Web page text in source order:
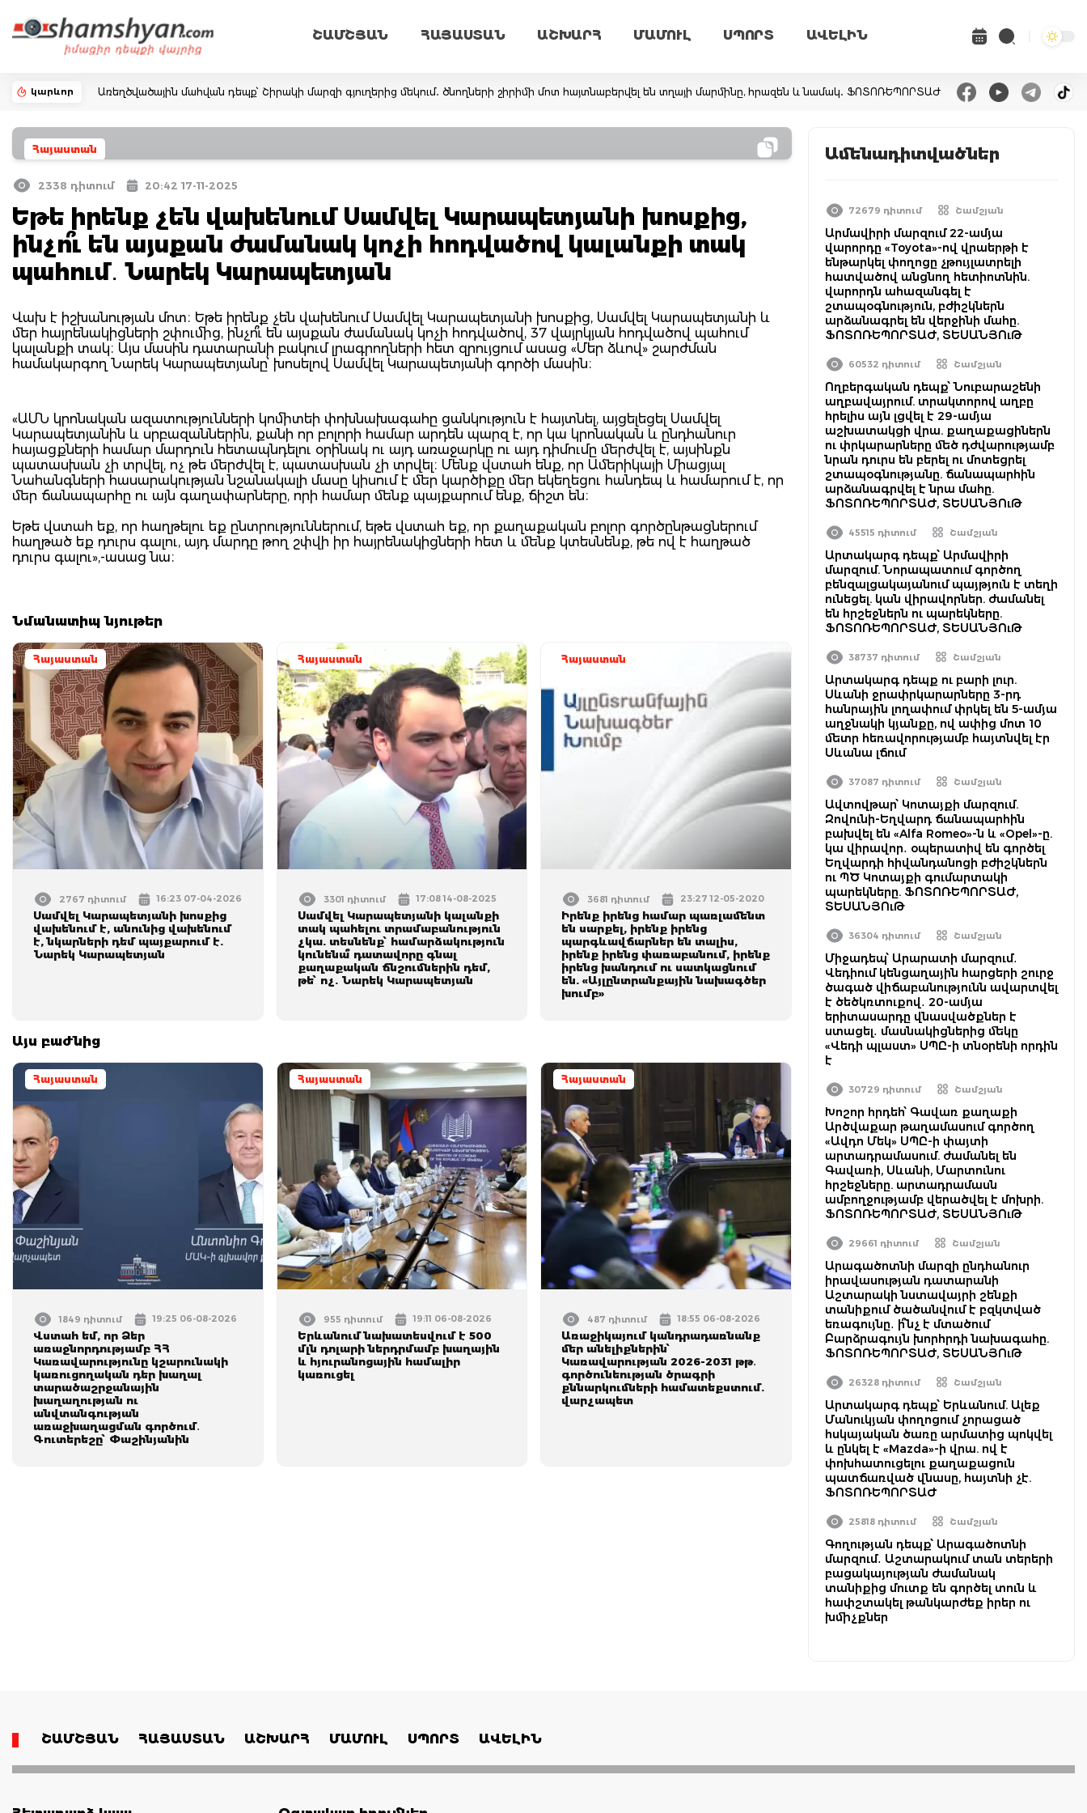
ՇԱՄՇՅԱՆ ՀԱՅԱՍՏԱՆ ԱՇԽԱՐՀ ՄԱՄՈՒԼ ՍՊՈՐՏ ԱՎԵԼԻՆ
կարևոր Առեղծվածային մահվան դեպք՝ Շիրակի մարզի գյուղերից մեկում․ ծնողների շիրիմի մոտ հայտնաբերվել են տղայի մարմինը, հրազեն և նամակ․ ՖՈՏՈՌԵՊՈՐՏԱԺ
Հայաստան
2338 դիտում 20:42 17-11-2025
Եթե իրենք չեն վախենում Սամվել Կարապետյանի խոսքից,
ինչո՞ւ են այսքան ժամանակ կոչի հոդվածով կալանքի տակ
պահում․ Նարեկ Կարապետյան
Վախ է իշխանության մոտ։ Եթե իրենք չեն վախենում Սամվել Կարապետյանի խոսքից, Սամվել Կարապետյանի և
մեր հայրենակիցների շփումից, ինչո՞ւ են այսքան ժամանակ կոչի հոդվածով, 37 վայրկյան հոդվածով պահում
կալանքի տակ։ Այս մասին դատարանի բակում լրագրողների հետ զրույցում ասաց «Մեր ձևով» շարժման
համակարգող Նարեկ Կարապետյանը՝ խոսելով Սամվել Կարապետյանի գործի մասին։
«ԱՄՆ կրոնական ազատությունների կոմիտեի փոխնախագահը ցանկություն է հայտնել, այցելեցել Սամվել
Կարապետյանին և սրբազաններին, քանի որ բոլորի համար արդեն պարզ է, որ կա կրոնական և ընդհանուր
հայացքների համար մարդուն հետապնդելու օրինակ ու այդ առաջարկը ու այդ դիմումը մերժվել է, այսինքն
պատասխան չի տրվել, ոչ թե մերժվել է, պատասխան չի տրվել։ Մենք վստահ ենք, որ Ամերիկայի Միացյալ
Նահանգների հասարակության նշանակալի մասը կիսում է մեր կարծիքը մեր եկեղեցու հանդեպ և համարում է, որ
մեր ճանապարհը ու այն գաղափարները, որի համար մենք պայքարում ենք, ճիշտ են։
Եթե վստահ եք, որ հաղթելու եք ընտրություններում, եթե վստահ եք, որ քաղաքական բոլոր գործընթացներում
հաղթած եք դուրս գալու, այդ մարդը թող շփվի իր հայրենակիցների հետ և մենք կտեսնենք, թե ով է հաղթած
դուրս գալու»,-ասաց նա։
Նմանատիպ նյութեր
Հայաստան
2767 դիտում 16:23 07-04-2026
Սամվել Կարապետյանի խոսքից
վախենում է, անունից վախենում
է, նկարների դեմ պայքարում է.
Նարեկ Կարապետյան
Հայաստան
3301 դիտում 17:08 14-08-2025
Սամվել Կարապետյանի կալանքի
տակ պահելու տրամաբանություն
չկա. տեսնենք՝ համարձակություն
կունենա՞ դատավորը գնալ
քաղաքական ճնշումներին դեմ,
թե՝ ոչ. Նարեկ Կարապետյան
Հայաստան
3681 դիտում 23:27 12-05-2020
Իրենք իրենց համար պառլամենտ
են սարքել, իրենք իրենց
պարգևավճարներ են տալիս,
իրենք իրենց փառաբանում, իրենք
իրենց խանդում ու սատկացնում
են. «Այլընտրանքային նախագծեր
խումբ»
Այս բաժնից
Հայաստան
1849 դիտում 19:25 06-08-2026
Վստահ եմ, որ Ձեր
առաջնորդությամբ ՀՀ
Կառավարությունը կշարունակի
կառուցողական դեր խաղալ
տարածաշրջանային
խաղաղության ու
անվտանգության
առաջխաղացման գործում․
Գուտերեշը՝ Փաշինյանին
Հայաստան
955 դիտում 19:11 06-08-2026
Երևանում նախատեսվում է 500
մլն դոլարի ներդրմամբ խաղային
և հյուրանոցային համալիր
կառուցել
Հայաստան
487 դիտում 18:55 06-08-2026
Առաջիկայում կանդրադառնանք
մեր անելիքներին՝
Կառավարության 2026-2031 թթ․
գործունեության ծրագրի
քննարկումների համատեքստում.
վարչապետ
Ամենադիտվածներ
72679 դիտում Շամշյան
Արմավիրի մարզում 22-ամյա
վարորդը «Toyota»-ով վրաերթի է
ենթարկել փողոցը չթույլատրելի
հատվածով անցնող հետիոտնին.
վարորդն ահազանգել է
շտապօգնություն, բժիշկներն
արձանագրել են վերջինի մահը.
ՖՈՏՈՌԵՊՈՐՏԱԺ, ՏԵՍԱՆՅՈւԹ
60532 դիտում Շամշյան
Ողբերգական դեպք՝ Նուբարաշենի
աղբավայրում. տրակտորով աղբը
հրելիս այն լցվել է 29-ամյա
աշխատակցի վրա. քաղաքացիներն
ու փրկարարները մեծ դժվարությամբ
նրան դուրս են բերել ու մոտեցրել
շտապօգնությանը. ճանապարհին
արձանագրվել է նրա մահը.
ՖՈՏՈՌԵՊՈՐՏԱԺ, ՏԵՍԱՆՅՈւԹ
45515 դիտում Շամշյան
Արտակարգ դեպք՝ Արմավիրի
մարզում. Նորապատում գործող
բենզալցակայանում պայթյուն է տեղի
ունեցել. կան վիրավորներ. ժամանել
են հրշեջներն ու պարեկները.
ՖՈՏՈՌԵՊՈՐՏԱԺ, ՏԵՍԱՆՅՈւԹ
38737 դիտում Շամշյան
Արտակարգ դեպք ու բարի լուր.
Սևանի ջրափրկարարները 3-րդ
հանրային լողափում փրկել են 5-ամյա
աղջնակի կյանքը, ով ափից մոտ 10
մետր հեռավորությամբ հայտնվել էր
Սևանա լճում
37087 դիտում Շամշյան
Ավտովթար՝ Կոտայքի մարզում.
Զովունի-Եղվարդ ճանապարհին
բախվել են «Alfa Romeo»-ն և «Opel»-ը.
կա վիրավոր․ օպերատիվ են գործել
Եղվարդի հիվանդանոցի բժիշկներն
ու ՊԾ Կոտայքի գումարտակի
պարեկները. ՖՈՏՈՌԵՊՈՐՏԱԺ,
ՏԵՍԱՆՅՈւԹ
36304 դիտում Շամշյան
Միջադեպ՝ Արարատի մարզում․
Վեդիում կենցաղային հարցերի շուրջ
ծագած վիճաբանությունն ավարտվել
է ծեծկռտուքով․ 20-ամյա
երիտասարդը վնասվածքներ է
ստացել․ մասնակիցներից մեկը
«Վեդի պլաստ» ՍՊԸ-ի տնօրենի որդին
է
30729 դիտում Շամշյան
Խոշոր հրդեհ՝ Գավառ քաղաքի
Արծվաքար թաղամասում գործող
«Ավդո Մեկ» ՍՊԸ-ի փայտի
արտադրամասում. ժամանել են
Գավառի, Սևանի, Մարտունու
հրշեջները. արտադրամասն
ամբողջությամբ վերածվել է մոխրի.
ՖՈՏՈՌԵՊՈՐՏԱԺ, ՏԵՍԱՆՅՈւԹ
29661 դիտում Շամշյան
Արագածոտնի մարզի ընդհանուր
իրավասության դատարանի
Աշտարակի նստավայրի շենքի
տանիքում ծածանվում է բզկտված
եռագույնը․ ի՞նչ է մտածում
Բարձրագույն խորհրդի նախագահը.
ՖՈՏՈՌԵՊՈՐՏԱԺ, ՏԵՍԱՆՅՈւԹ
26328 դիտում Շամշյան
Արտակարգ դեպք՝ Երևանում. Ալեք
Մանուկյան փողոցում չորացած
հսկայական ծառը արմատից պոկվել
և ընկել է «Mazda»-ի վրա. ով է
փոխհատուցելու քաղաքացուն
պատճառված վնասը, հայտնի չէ.
ՖՈՏՈՌԵՊՈՐՏԱԺ
25818 դիտում Շամշյան
Գողության դեպք՝ Արագածոտնի
մարզում․ Աշտարակում տան տերերի
բացակայության ժամանակ
տանիքից մուտք են գործել տուն և
հափշտակել թանկարժեք իրեր ու
խմիչքներ
ՇԱՄՇՅԱՆ ՀԱՅԱՍՏԱՆ ԱՇԽԱՐՀ ՄԱՄՈՒԼ ՍՊՈՐՏ ԱՎԵԼԻՆ